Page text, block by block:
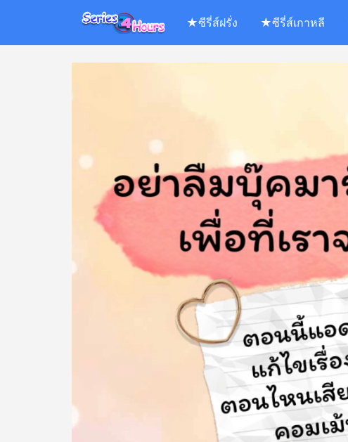
content
★ซีรี่ส์ฝรั่ง ★ซีรี่ส์เกาหลี